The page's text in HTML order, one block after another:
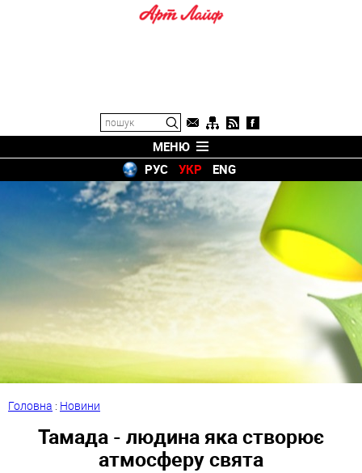
МЕНЮ
РУС
УКР ENG
Головна : Новини
Тамада - людина яка створює
атмосферу свята